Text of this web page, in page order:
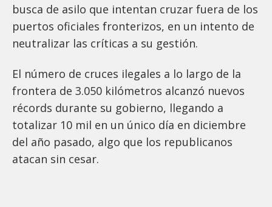
busca de asilo que intentan cruzar fuera de los
puertos oficiales fronterizos, en un intento de
neutralizar las críticas a su gestión.
El número de cruces ilegales a lo largo de la
frontera de 3.050 kilómetros alcanzó nuevos
récords durante su gobierno, llegando a
totalizar 10 mil en un único día en diciembre
del año pasado, algo que los republicanos
atacan sin cesar.